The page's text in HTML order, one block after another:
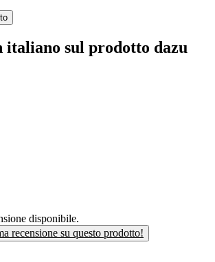
italiano sul prodotto dazu
disponibile.
recensione su questo prodotto!